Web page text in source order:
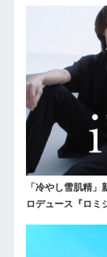
「冷やし雪肌精
ロデュース『ロミ